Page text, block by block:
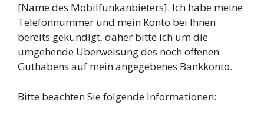
[Name des Mobilfunkanbieters]. Ich habe meine
Telefonnummer und mein Konto bei Ihnen
bereits gekündigt, daher bitte ich um die
umgehende Überweisung des noch offenen
Guthabens auf mein angegebenes Bankkonto.
Bitte beachten Sie folgende Informationen: